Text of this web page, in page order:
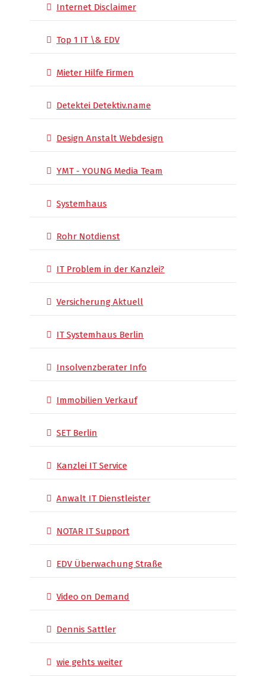
Internet Disclaimer
Top 1 IT \& EDV
Mieter Hilfe Firmen
Detektei Detektiv.name
Design Anstalt Webdesign
YMT - YOUNG Media Team
Systemhaus
Rohr Notdienst
IT Problem in der Kanzlei?
Versicherung Aktuell
IT Systemhaus Berlin
Insolvenzberater Info
Immobilien Verkauf
SET Berlin
Kanzlei IT Service
Anwalt IT Dienstleister
NOTAR IT Support
EDV Überwachung Straße
Video on Demand
Dennis Sattler
wie gehts weiter